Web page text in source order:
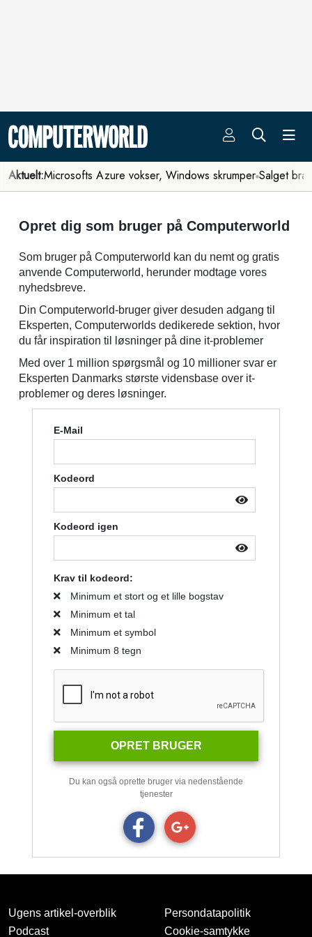
Aktuelt:Microsofts Azure vokser, Windows skrumper Salget
E-Mail
Kodeord
Kodeord igen
Krav til kodeord:
Minimum et stort og et lille bogstav
Minimum et tal
Minimum et symbol
Minimum 8 tegn
OPRET BRUGER
Du kan også oprette bruger via nedenstående
tjenester
Opret dig som bruger på Computerworld
Som bruger på Computerworld kan du nemt og gratis
anvende Computerworld, herunder modtage vores
nyhedsbreve.
Din Computerworld-bruger giver desuden adgang til
Eksperten, Computerworlds dedikerede sektion, hvor
du får inspiration til løsninger på dine it-problemer
Med over 1 million spørgsmål og 10 millioner svar er
Eksperten Danmarks største vidensbase over it-
problemer og deres løsninger.
Ugens artikel-overblik
Podcast
Persondatapolitik
Cookie-samtykke